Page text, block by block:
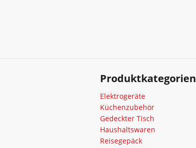
Produktkategorien
Elektrogeräte
Küchenzubehör
Gedeckter Tisch
Haushaltswaren
Reisegepäck